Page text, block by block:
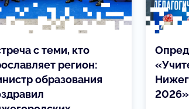
с теми, кто
регион:
образования